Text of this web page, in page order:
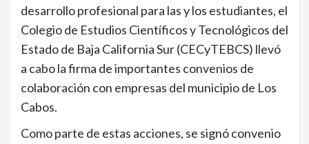
desarrollo profesional para las y los estudiantes, el
Colegio de Estudios Científicos y Tecnológicos del
Estado de Baja California Sur (CECyTEBCS) llevó
a cabo la firma de importantes convenios de
colaboración con empresas del municipio de Los
Cabos.
Como parte de estas acciones, se signó convenio